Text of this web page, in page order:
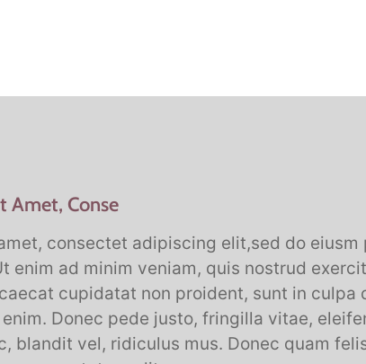
Amet, Conse
consectet adipiscing elit,sed do
enim ad minim veniam, quis nostrud
cupidatat non proident, sunt in culpa
Donec pede justo, fringilla vitae,
blandit vel, ridiculus mus. Donec quam